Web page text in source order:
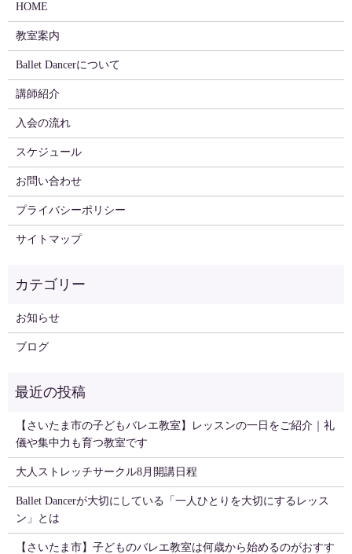
HOME
教室案内
Ballet Dancerについて
講師紹介
入会の流れ
スケジュール
お問い合わせ
プライバシーポリシー
サイトマップ
お知らせ
ブログ
【さいたま市の子どもバレエ教室】レッスンの一日をご紹介｜礼
儀や集中力も育つ教室です
大人ストレッチサークル8月開講日程
Ballet Dancerが大切にしている「一人ひとりを大切にするレッス
ン」とは
【さいたま市】子どものバレエ教室は何歳から始めるのがおすす